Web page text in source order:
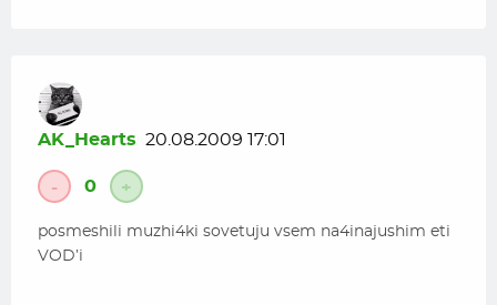
AK_Hearts 20.08.2009 17:01
- 0 +
posmeshili muzhi4ki sovetuju vsem na4inajushim eti
VOD’i